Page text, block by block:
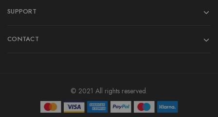
SUPPORT
CONTACT
© 2021 All rights reserved.